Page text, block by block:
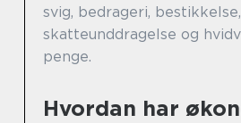
svig, bedrageri, bestikkelse,
skatteunddragelse og
penge.
Hvordan har